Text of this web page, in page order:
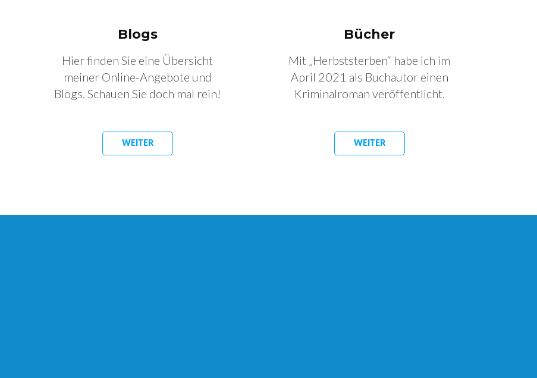
Blogs
Hier finden Sie eine Übersicht
meiner Online-Angebote und
Blogs. Schauen Sie doch mal rein!
WEITER
Bücher
Mit „Herbststerben“ habe ich im
April 2021 als Buchautor einen
Kriminalroman veröffentlicht.
WEITER